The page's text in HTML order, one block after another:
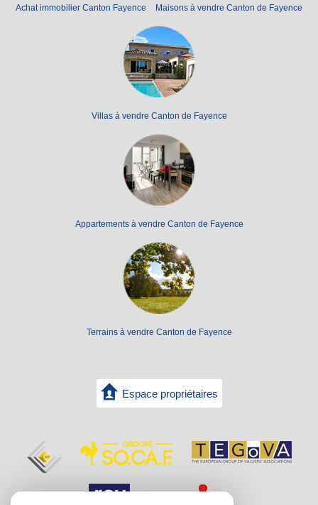
Achat immobilier Canton Fayence Maisons à vendre Canton de Fayence
Villas à vendre Canton de Fayence
Appartements à vendre Canton de Fayence
Terrains à vendre Canton de Fayence
Espace propriétaires